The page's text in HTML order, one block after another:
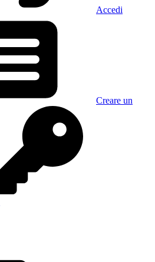
Accedi
Creare un